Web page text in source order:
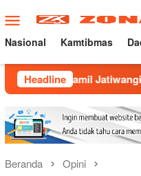
ke
konten
Menu
Mobile
Nasional Kamtibmas
HeadlineSalurkan
Beranda Opini